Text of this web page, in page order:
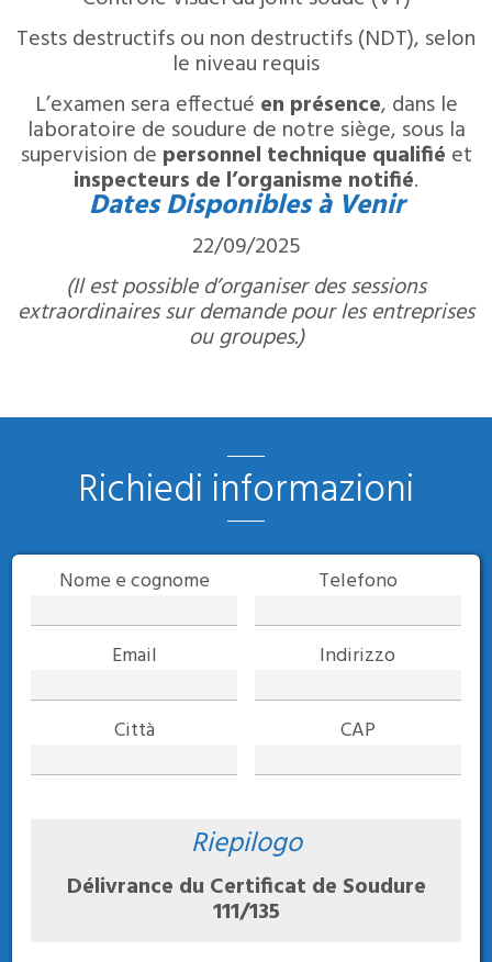
Tests destructifs ou non destructifs (NDT), selon
le niveau requis
L’examen sera effectué en présence, dans le
laboratoire de soudure de notre siège, sous la
supervision de personnel technique qualifié et
inspecteurs de l’organisme notifié.
Dates Disponibles à Venir
22/09/2025
(Il est possible d’organiser des sessions
extraordinaires sur demande pour les entreprises
ou groupes.)
Richiedi informazioni
Nome e cognome Telefono
Email Indirizzo
Città CAP
Riepilogo
Délivrance du Certificat de Soudure
111/135